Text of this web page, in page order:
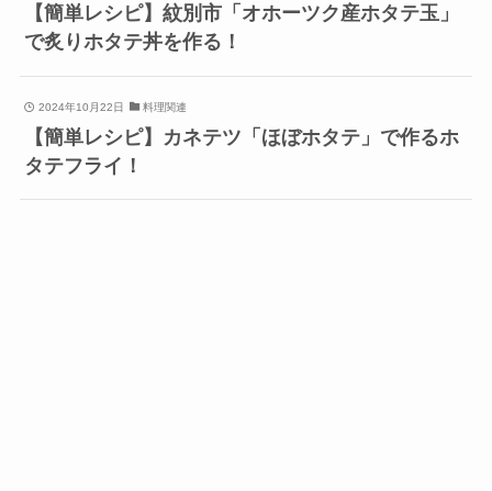
【簡単レシピ】紋別市「オホーツク産ホタテ玉」
で炙りホタテ丼を作る！
2024年10月22日 料理関連
【簡単レシピ】カネテツ「ほぼホタテ」で作るホ
タテフライ！